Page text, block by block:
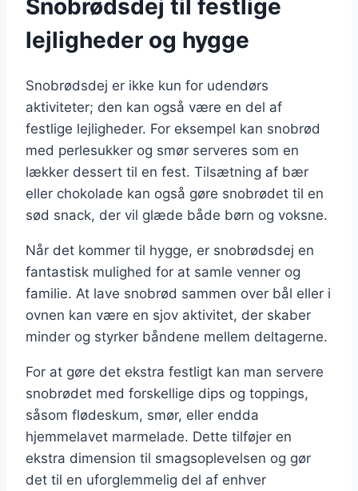
Snobrødsdej til festlige
lejligheder og hygge
Snobrødsdej er ikke kun for udendørs
aktiviteter; den kan også være en del af
festlige lejligheder. For eksempel kan snobrød
med perlesukker og smør serveres som en
lækker dessert til en fest. Tilsætning af bær
eller chokolade kan også gøre snobrødet til en
sød snack, der vil glæde både børn og voksne.
Når det kommer til hygge, er snobrødsdej en
fantastisk mulighed for at samle venner og
familie. At lave snobrød sammen over bål eller i
ovnen kan være en sjov aktivitet, der skaber
minder og styrker båndene mellem deltagerne.
For at gøre det ekstra festligt kan man servere
snobrødet med forskellige dips og toppings,
såsom flødeskum, smør, eller endda
hjemmelavet marmelade. Dette tilføjer en
ekstra dimension til smagsoplevelsen og gør
det til en uforglemmelig del af enhver